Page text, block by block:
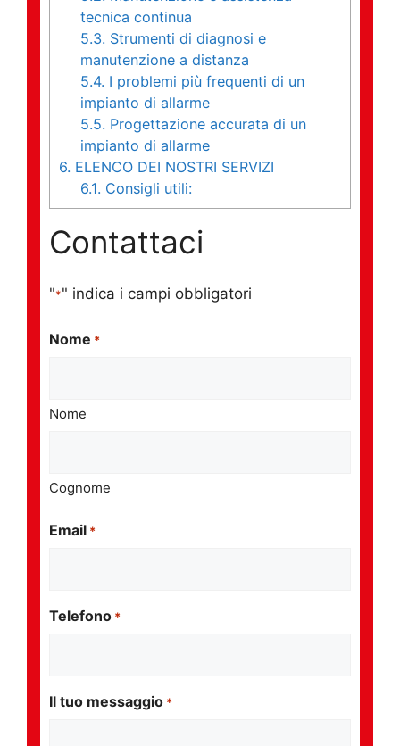
tecnica continua
5.3. Strumenti di diagnosi e
manutenzione a distanza
5.4. I problemi più frequenti di un
impianto di allarme
5.5. Progettazione accurata di un
impianto di allarme
6. ELENCO DEI NOSTRI SERVIZI
6.1. Consigli utili:
Contattaci
"*" indica i campi obbligatori
Nome *
Nome
Cognome
Email *
Telefono *
Il tuo messaggio *